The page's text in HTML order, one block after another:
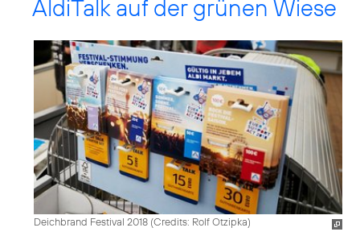
AldiTalk auf der grünen Wiese
Deichbrand Festival 2018 (Credits: Rolf Otzipka)